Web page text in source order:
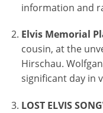
information and
Elvis Memorial
cousin, at the
Hirschau.
significant day in
LOST ELVIS